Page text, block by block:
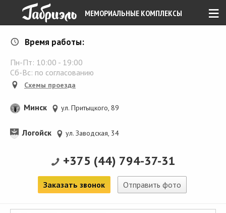
≡
МЕМОРИАЛЬНЫЕ КОМПЛЕКСЫ
Время работы:
Пн-Пт: 10:00 - 19:00
Сб-Вс: по согласованию
Схемы проезда
Минск ул. Притыцкого, 89
Логойск ул. Заводская, 34
+375 (44) 794-37-31
Заказать звонок Отправить фото